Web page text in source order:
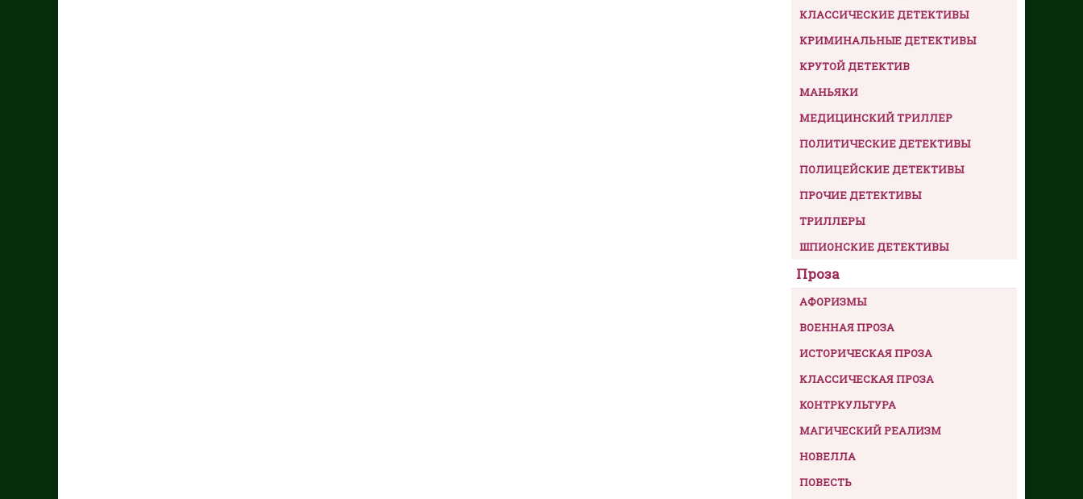
КЛАССИЧЕСКИЕ ДЕТЕКТИВЫ
КРИМИНАЛЬНЫЕ ДЕТЕКТИВЫ
КРУТОЙ ДЕТЕКТИВ
МАНЬЯКИ
МЕДИЦИНСКИЙ ТРИЛЛЕР
ПОЛИТИЧЕСКИЕ ДЕТЕКТИВЫ
ПОЛИЦЕЙСКИЕ ДЕТЕКТИВЫ
ПРОЧИЕ ДЕТЕКТИВЫ
ТРИЛЛЕРЫ
ШПИОНСКИЕ ДЕТЕКТИВЫ
Проза
АФОРИЗМЫ
ВОЕННАЯ ПРОЗА
ИСТОРИЧЕСКАЯ ПРОЗА
КЛАССИЧЕСКАЯ ПРОЗА
КОНТРКУЛЬТУРА
МАГИЧЕСКИЙ РЕАЛИЗМ
НОВЕЛЛА
ПОВЕСТЬ